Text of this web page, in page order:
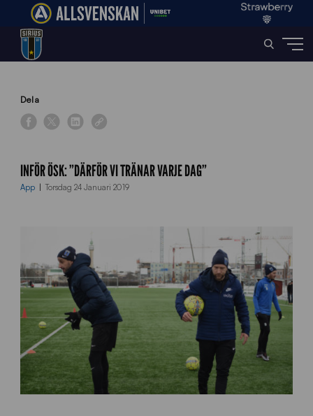
Home»
Dela
INFÖR ÖSK: ”DÄRFÖR VI TRÄNAR VARJE DAG”
App Torsdag 24 Januari 2019